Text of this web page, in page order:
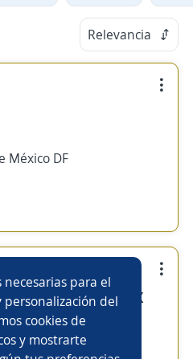
para el
del
cookies de
y mostrarte
Relevancia
México DF
histórico CDMX